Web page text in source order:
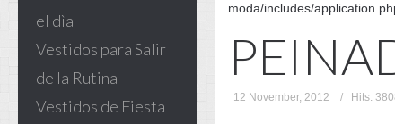
el dìa
Vestidos para Salir
de la Rutina
Vestidos de Fiesta
moda/includes/
12 November, 2012 Hits: